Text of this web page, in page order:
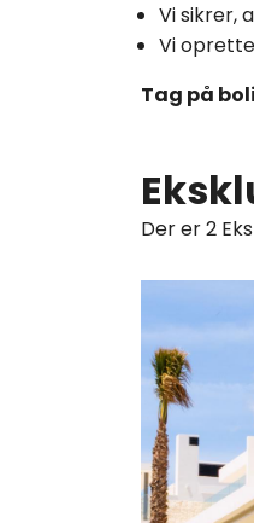
Vi sikrer,
Vi
Tag på
Der er 2